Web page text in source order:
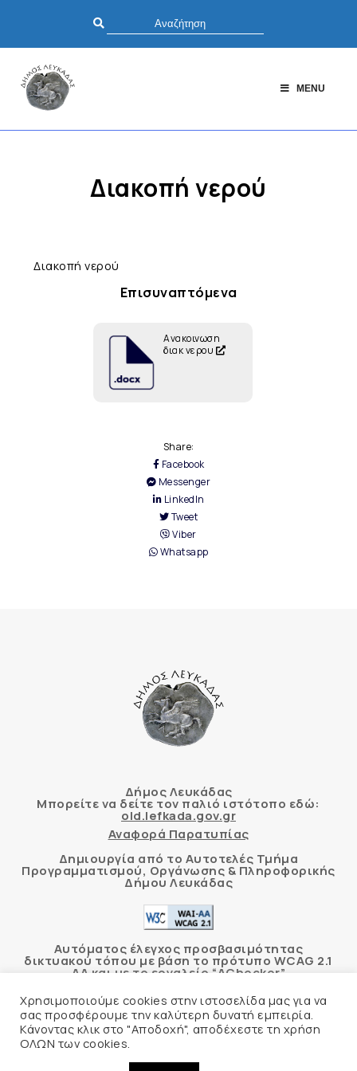
MENU
Διακοπή νερού
Διακοπή νερού
Επισυναπτόμενα
Ανακοινωση
διακ νερου
Share:
Facebook
Messenger
LinkedIn
Tweet
Viber
Whatsapp
Δήμος Λευκάδας
Μπορείτε να δείτε τον παλιό ιστότοπο εδώ:
old.lefkada.gov.gr
Αναφορά Παρατυπίας
Δημιουργία από το Αυτοτελές Τμήμα
Προγραμματισμού, Οργάνωσης & Πληροφορικής
Δήμου Λευκάδας
Αυτόματος έλεγχος προσβασιμότητας
δικτυακού τόπου με βάση το πρότυπο WCAG 2.1
AA και με το εργαλείο “AChecker”
Δήλωση Προσβασιμότητας
© 2026 Δήμος Λευκάδας –
Προσωπικών Δεδομένων
Χρησιμοποιούμε cookies στην ιστοσελίδα μας για να
σας προσφέρουμε την καλύτερη δυνατή εμπειρία.
Κάνοντας κλικ στο "Αποδοχή", αποδέχεστε τη χρήση
ΟΛΩΝ των cookies.